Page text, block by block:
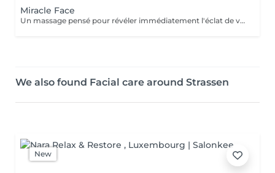
Miracle Face
Un massage pensé pour révéler immédiatement l'éclat de votre peau. Alliant drainage lymphatique doux et mouvements plus dynamiques, ce soin lisse les traits, défatigue le visage et relance la circulation. Résultat : un teint reposée, lumineux et radieux, des cernes & poches estompées pour un véritable coup d'éclat instantané.
We also found Facial care around Strassen
New